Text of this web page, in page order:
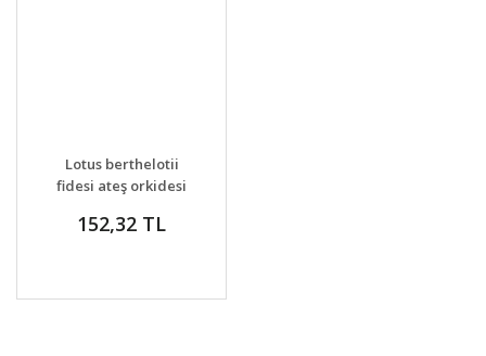
DETAYLAR
VER
Lotus berthelotii
fidesi ateş orkidesi
152,32 TL